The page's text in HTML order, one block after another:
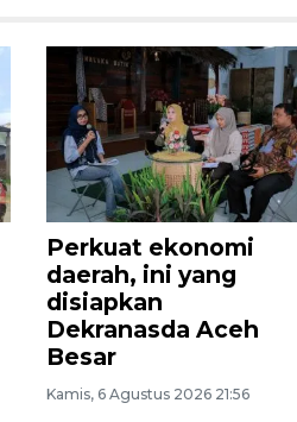
Perkuat ekonomi
daerah, ini yang
disiapkan
Dekranasda Aceh
Besar
Kamis, 6 Agustus 2026 21:56